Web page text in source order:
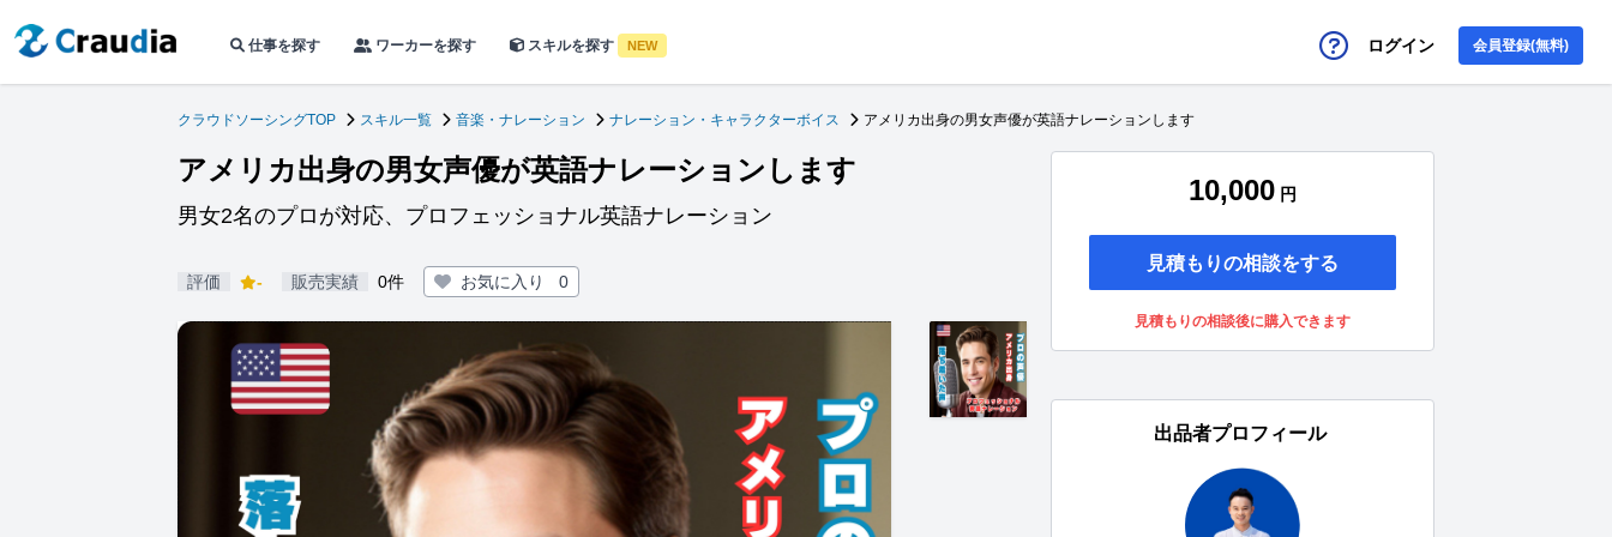
仕事を探す ワーカーを探す スキルを探す NEW ログイン 会員登録(無料)
クラウドソーシングTOP スキル一覧 音楽・ナレーション ナレーション・キャラクターボイス アメリカ出身の男女声優が英語ナレーションします
アメリカ出身の男女声優が英語ナレーションします
男女2名のプロが対応、プロフェッショナル英語ナレーション
評価 - 販売実績 0件 お気に入り 0
10,000 円
見積もりの相談をする
見積もりの相談後に購入できます
出品者プロフィール